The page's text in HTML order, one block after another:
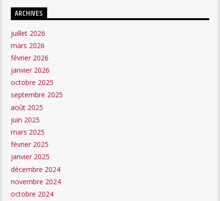
ARCHIVES
juillet 2026
mars 2026
février 2026
janvier 2026
octobre 2025
septembre 2025
août 2025
juin 2025
mars 2025
février 2025
janvier 2025
décembre 2024
novembre 2024
octobre 2024